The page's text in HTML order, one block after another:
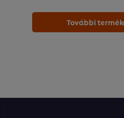
További